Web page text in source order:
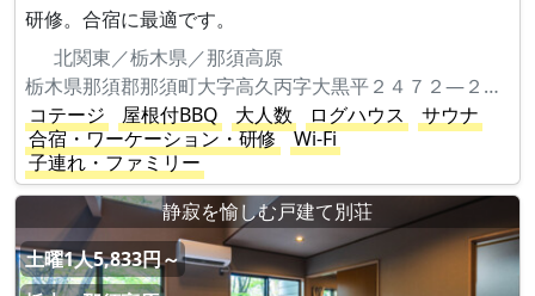
研修。合宿に最適です。
北関東／栃木県／那須高原
栃木県那須郡那須町大字高久丙字大黒平２４７２―２２４
コテージ
屋根付BBQ 大人数 ログハウス
サウナ
合宿・ワーケーション・研修
Wi-Fi
子連れ・ファミリー
静寂を愉しむ戸建て別荘
土曜1人5,833円～